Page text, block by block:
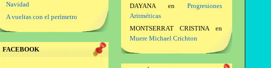
Navidad
A vueltas con el perímetro
FACEBOOK
DAYANAen Progresiones
Aritméticas
MONTSERRAT CRISTINAen
Muere Michael Crichton